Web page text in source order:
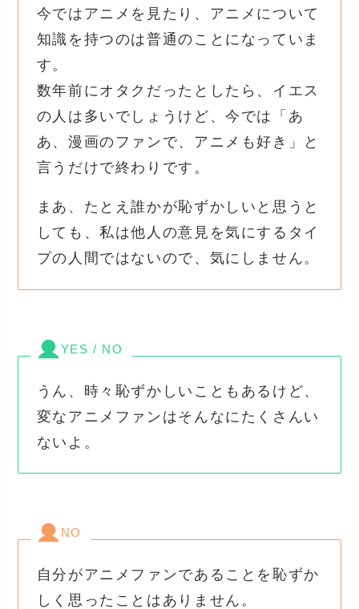
今ではアニメを見たり、アニメについて
知識を持つのは普通のことになっていま
す。
数年前にオタクだったとしたら、イエス
の人は多いでしょうけど、今では「あ
あ、漫画のファンで、アニメも好き」と
言うだけで終わりです。
まあ、たとえ誰かが恥ずかしいと思うと
しても、私は他人の意見を気にするタイ
プの人間ではないので、気にしません。
YES / NO
うん、時々恥ずかしいこともあるけど、
変なアニメファンはそんなにたくさんい
ないよ。
NO
自分がアニメファンであることを恥ずか
しく思ったことはありません。